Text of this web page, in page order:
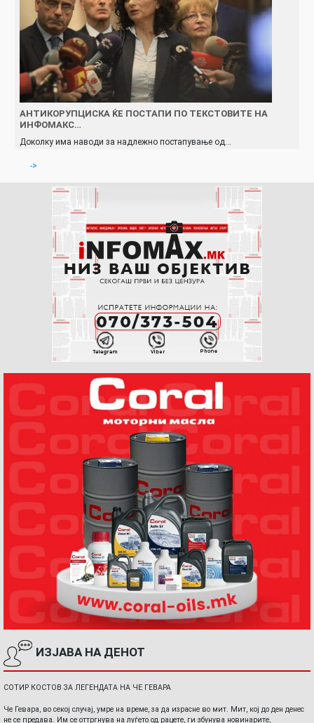
АНТИКОРУПЦИСКА ЌЕ ПОСТАПИ ПО ТЕКСТОВИТЕ НА
ИНФОМАКС…
Доколку има наводи за надлежно постапување од…
->
ИЗЈАВА НА ДЕНОТ
СОТИР КОСТОВ ЗА ЛЕГЕНДАТА НА ЧЕ ГЕВАРА
Че Гевара, во секој случај, умре на време, за да израсне во мит. Мит, кој до ден денес
не се предава. Им се оттргнува на луѓето од рацете, ги збунува новинарите,